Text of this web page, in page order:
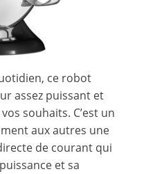
ce robot
assez puissant et
souhaits. C’est un
aux autres une
de courant qui
et sa